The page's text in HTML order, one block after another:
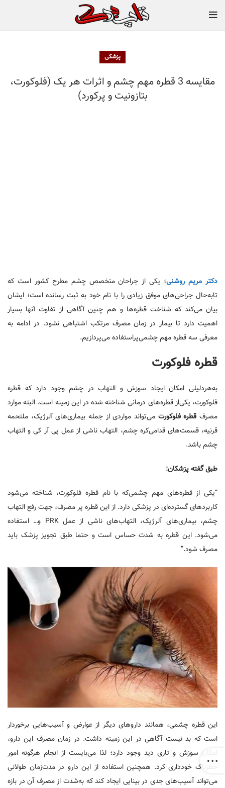
پزشکی
مقایسه 3 قطره مهم چشم و اثرات هر یک (فلوکورت،
بتازونیت و پرکورد)
دکتر مریم روشنی؛ یکی از جراحان متخصص چشم مطرح کشور است که
تابه‌حال جراحی‌های موفق زیادی را با نام خود به ثبت رسانده است؛ ایشان
بیان می‌کند که شناخت قطره‌ها و هم چنین آگاهی از تفاوت آنها بسیار
اهمیت دارد تا بیمار در زمان مصرف مرتکب اشتباهی نشود. در ادامه به
معرفی سه قطره مهم چشمی‌پراستفاده می‌پردازیم.
قطره فلوکورت
به‌هر‌دلیلی امکان ایجاد سوزش و التهاب در چشم وجود دارد که قطره
فلوکورت، یکی‌از قطره‌های درمانی شناخته شده در این زمینه است. البته موارد
مصرف قطره فلوکورت می‌تواند مواردی از جمله بیماری‌های آلرژیک، ملتحمه
قرنیه، قسمت‌های قدامی‌کره چشم، التهاب ناشی از عمل پی آر کی و التهاب
چشم باشد.
طبق گفته پزشکان:
“یکی از قطره‌های مهم چشمی‌که با نام قطره فلوکورت، شناخته می‌شود
کاربردهای گسترده‌ای در پزشکی دارد. از این قطره پر مصرف، جهت رفع التهاب
چشم، بیماری‌های آلرژیک، التهاب‌های ناشی از عمل PRK و… استفاده
می‌شود. این قطره به شدت حساس است و حتما طبق تجویز پزشک باید
مصرف شود.”
این قطره چشمی، همانند داروهای دیگر از عوارض و آسیب‌هایی برخوردار
است که بد نیست آگاهی در این زمینه داشت. در زمان مصرف این دارو،
امکان سوزش و تاری دید وجود دارد؛ لذا می‌بایست از انجام هرگونه امور
خطرناک خودداری کرد. همچنین استفاده از این دارو در مدت‌زمان طولانی
می‌تواند آسیب‌های جدی در بینایی ایجاد کند که به‌شدت از مصرف آن در بازه